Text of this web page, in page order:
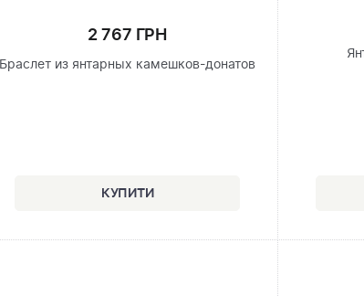
2 767 ГРН
Браслет из янтарных камешков-донатов